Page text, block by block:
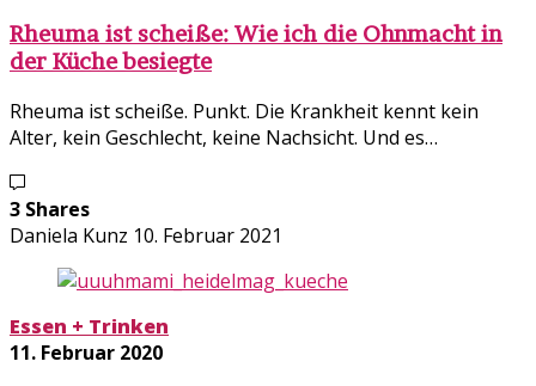
Rheuma ist scheiße: Wie ich die Ohnmacht in
der Küche besiegte
Rheuma ist scheiße. Punkt. Die Krankheit kennt kein
Alter, kein Geschlecht, keine Nachsicht. Und es…
3 Shares
Daniela Kunz 10. Februar 2021
Essen + Trinken
11. Februar 2020